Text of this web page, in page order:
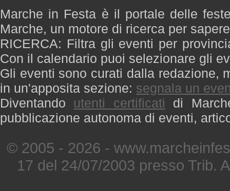
Marche in Festa è il portale delle
Marche, un motore di ricerca per
RICERCA: Filtra gli eventi per
Con il calendario puoi selezionare gli
Gli eventi sono curati dalla redazione,
in un'apposita sezione: segnala un
Diventando utenti certificati di
pubblicazione autonoma di eventi,
© 2005 - 2026 -
17 del 24/07/2003 presso Trib.